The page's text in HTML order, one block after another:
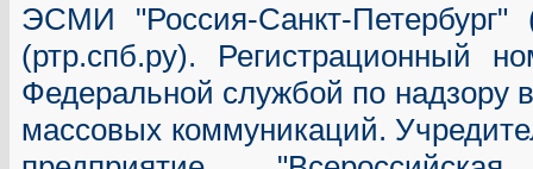
ЭСМИ "Россия-Санкт-Петербург"
(ртр.спб.ру). Регистрационный
Федеральной службой по надзору
массовых коммуникаций.